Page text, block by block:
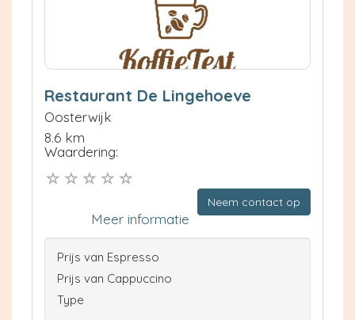
Restaurant De Lingehoeve
Oosterwijk
8.6 km
Waardering:
Neem contact op
Meer informatie
Prijs van Espresso
Prijs van Cappuccino
Type